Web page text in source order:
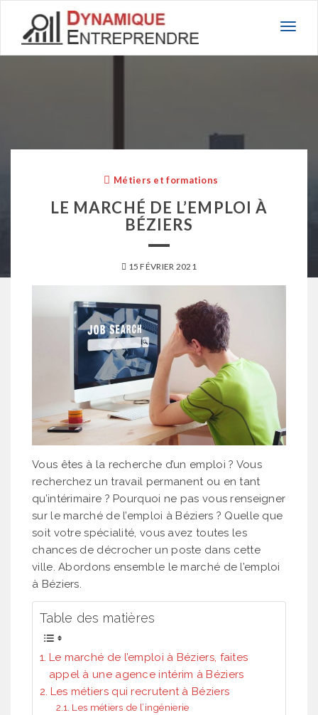
Métiers et formations
LE MARCHÉ DE L’EMPLOI À
BÉZIERS
15 FÉVRIER 2021
Vous êtes à la recherche d’un emploi ? Vous
recherchez un travail permanent ou en tant
qu’intérimaire ? Pourquoi ne pas vous renseigner
sur le marché de l’emploi à Béziers ? Quelle que
soit votre spécialité, vous avez toutes les
chances de décrocher un poste dans cette
ville. Abordons ensemble le marché de l’emploi
à Béziers.
Table des matières
Le marché de l’emploi à Béziers, faites
appel à une agence intérim à Béziers
Les métiers qui recrutent à Béziers
Les métiers de l’ingénierie